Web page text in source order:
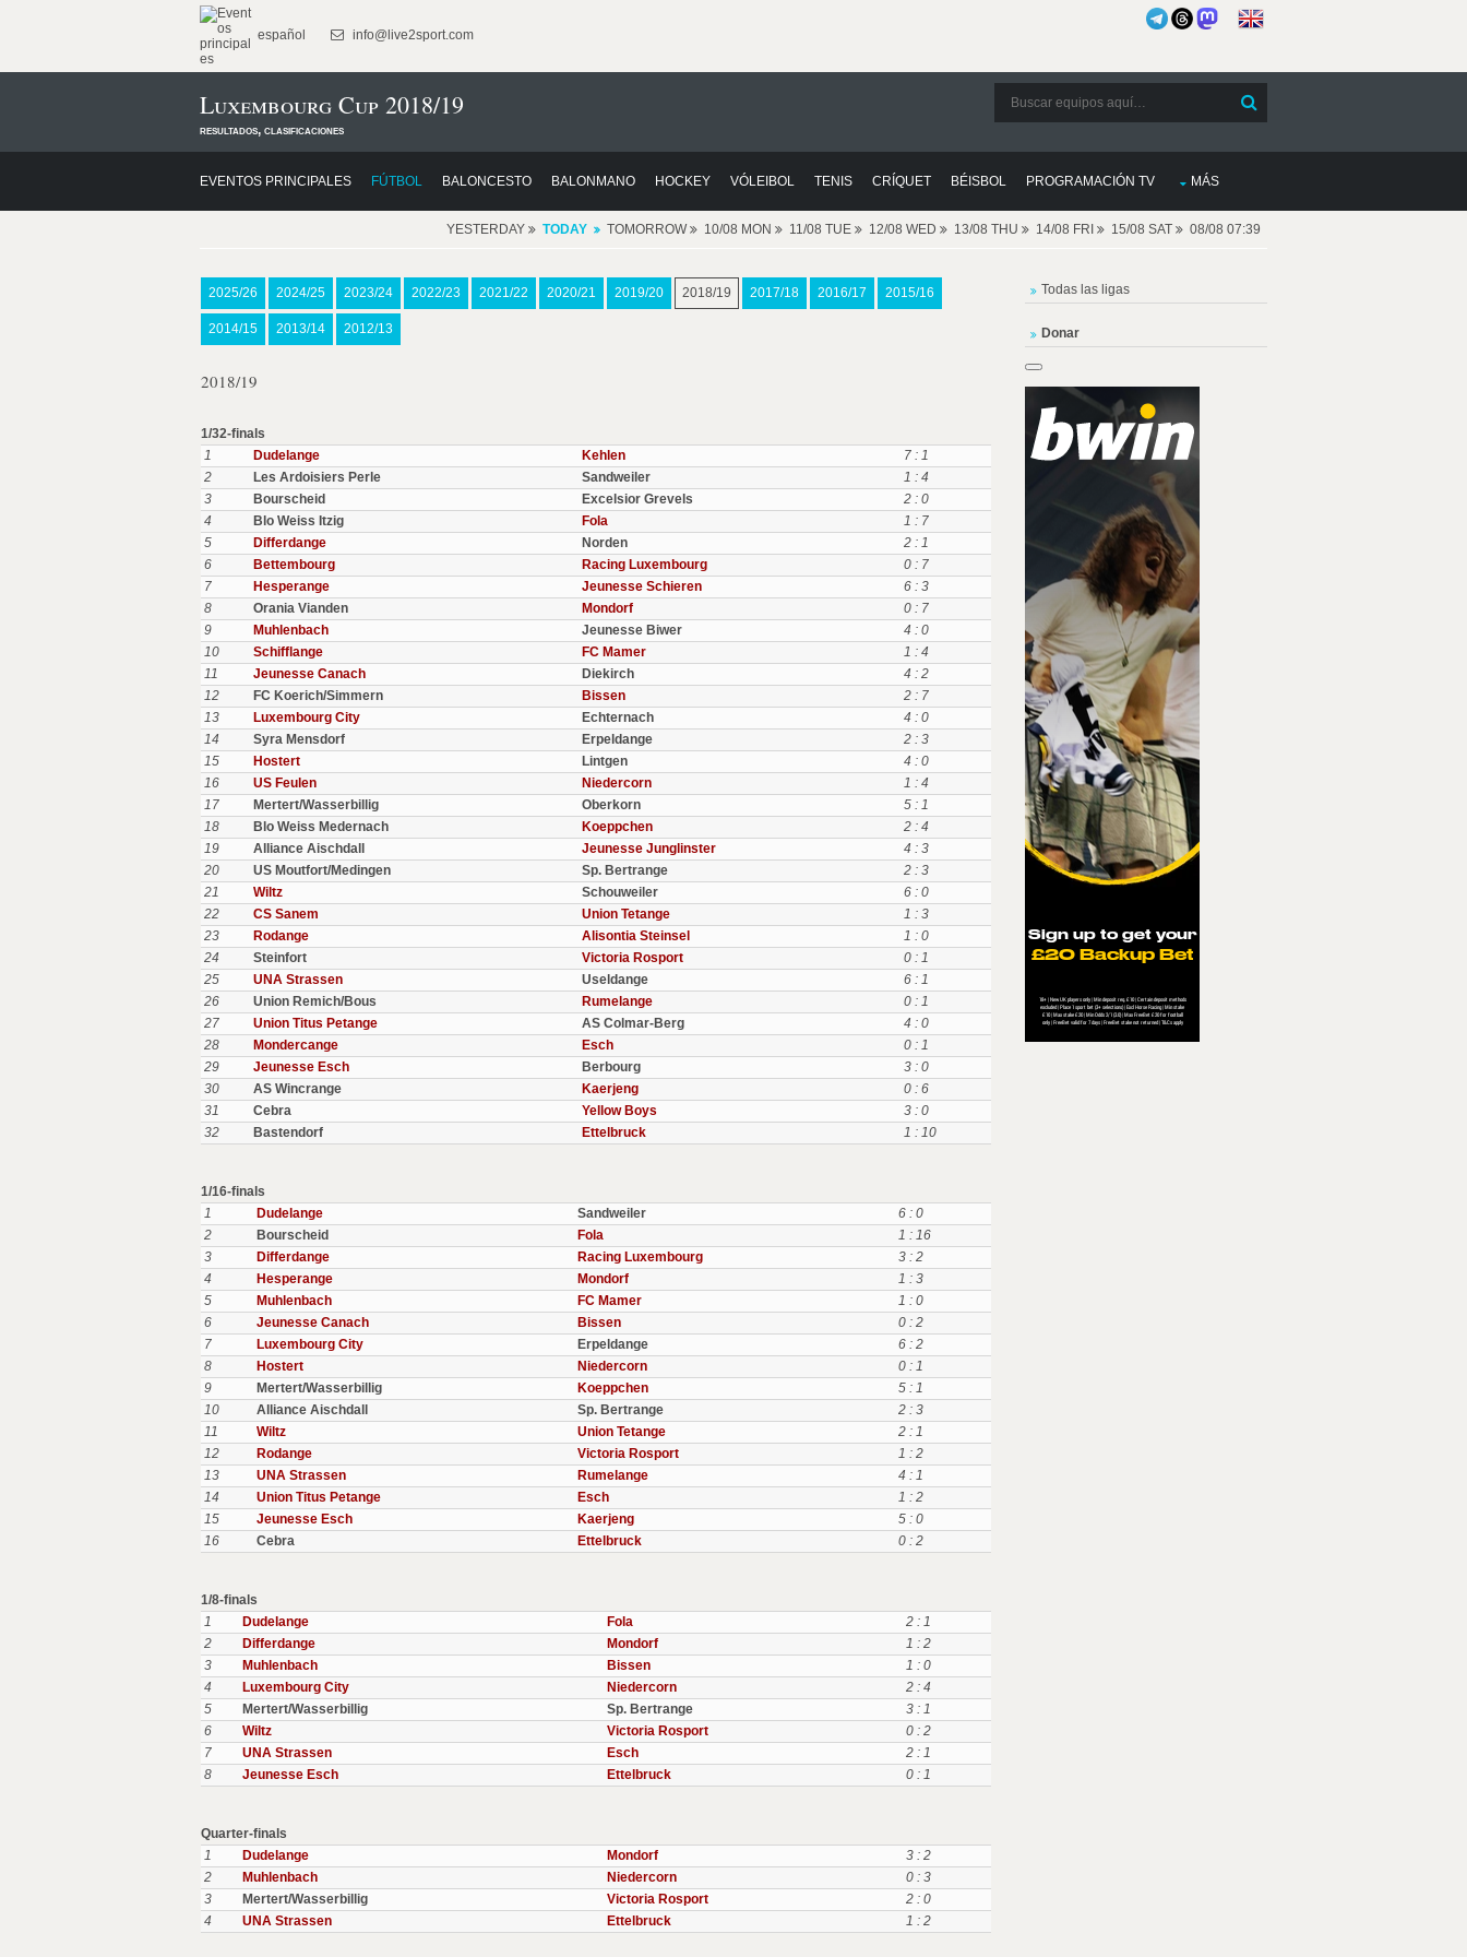
español info@live2sport.com
Luxembourg Cup 2018/19
resultados, clasificaciones
EVENTOS PRINCIPALES FÚTBOL BALONCESTO BALONMANO HOCKEY VÓLEIBOL TENIS CRÍQUET BÉISBOL PROGRAMACIÓN TV MÁS
YESTERDAY TODAY TOMORROW 10/08 MON 11/08 TUE 12/08 WED 13/08 THU 14/08 FRI 15/08 SAT 08/08 07:39
2025/26 2024/25 2023/24 2022/23 2021/22 2020/21 2019/20 2018/19 2017/18 2016/17 2015/16
2014/15 2013/14 2012/13
2018/19
1/32-finals
1
Dudelange Kehlen
7 : 1
2
Les Ardoisiers Perle Sandweiler
1 : 4
3
Bourscheid Excelsior Grevels
2 : 0
4
Blo Weiss Itzig Fola
1 : 7
5
Differdange Norden
2 : 1
6
Bettembourg Racing Luxembourg
0 : 7
7
Hesperange Jeunesse Schieren
6 : 3
8
Orania Vianden Mondorf
0 : 7
9
Muhlenbach Jeunesse Biwer
4 : 0
10
Schifflange FC Mamer
1 : 4
11
Jeunesse Canach Diekirch
4 : 2
12
FC Koerich/Simmern Bissen
2 : 7
13
Luxembourg City Echternach
4 : 0
14
Syra Mensdorf Erpeldange
2 : 3
15
Hostert Lintgen
4 : 0
16
US Feulen Niedercorn
1 : 4
17
Mertert/Wasserbillig Oberkorn
5 : 1
18
Blo Weiss Medernach Koeppchen
2 : 4
19
Alliance Aischdall Jeunesse Junglinster
4 : 3
20
US Moutfort/Medingen Sp. Bertrange
2 : 3
21
Wiltz Schouweiler
6 : 0
22
CS Sanem Union Tetange
1 : 3
23
Rodange Alisontia Steinsel
1 : 0
24
Steinfort Victoria Rosport
0 : 1
25
UNA Strassen Useldange
6 : 1
26
Union Remich/Bous Rumelange
0 : 1
27
Union Titus Petange AS Colmar-Berg
4 : 0
28
Mondercange Esch
0 : 1
29
Jeunesse Esch Berbourg
3 : 0
30
AS Wincrange Kaerjeng
0 : 6
31
Cebra Yellow Boys
3 : 0
32
Bastendorf Ettelbruck 1 : 10
1/16-finals
1
Dudelange Sandweiler
6 : 0
2
Bourscheid Fola
1 : 16
3
Differdange Racing Luxembourg
3 : 2
4
Hesperange Mondorf
1 : 3
5
Muhlenbach FC Mamer
1 : 0
6
Jeunesse Canach Bissen
0 : 2
7
Luxembourg City Erpeldange
6 : 2
8
Hostert Niedercorn
0 : 1
9
Mertert/Wasserbillig Koeppchen
5 : 1
10
Alliance Aischdall Sp. Bertrange
2 : 3
11
Wiltz Union Tetange
2 : 1
12
Rodange Victoria Rosport
1 : 2
13
UNA Strassen Rumelange
4 : 1
14
Union Titus Petange Esch
1 : 2
15
Jeunesse Esch Kaerjeng
5 : 0
16
Cebra Ettelbruck 0 : 2
1/8-finals
1
Dudelange Fola
2 : 1
2
Differdange Mondorf
1 : 2
3
Muhlenbach Bissen
1 : 0
4
Luxembourg City Niedercorn
2 : 4
5
Mertert/Wasserbillig Sp. Bertrange
3 : 1
6
Wiltz Victoria Rosport
0 : 2
7
UNA Strassen Esch
2 : 1
8
Jeunesse Esch Ettelbruck 0 : 1
Quarter-finals
1
Dudelange Mondorf
3 : 2
2
Muhlenbach Niedercorn
0 : 3
3
Mertert/Wasserbillig Victoria Rosport
2 : 0
4
UNA Strassen Ettelbruck 1 : 2
Todas las ligas
Donar